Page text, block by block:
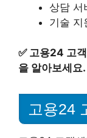
상담 서
기술 지
✅ 고용24 고
을 알아보세요.
고용24